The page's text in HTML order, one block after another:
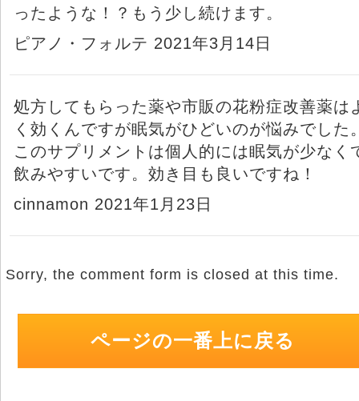
ったような！？もう少し続けます。
ピアノ・フォルテ 2021年3月14日
処方してもらった薬や市販の花粉症改善薬は
く効くんですが眠気がひどいのが悩みでした
このサプリメントは個人的には眠気が少なく
飲みやすいです。効き目も良いですね！
cinnamon 2021年1月23日
Sorry, the comment form is closed at this time.
ページの一番上に戻る